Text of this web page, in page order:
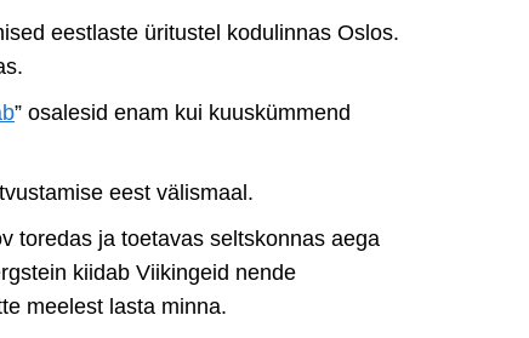
eestlaste üritustel kodulinnas Oslos.
” osalesid enam kui kuuskümmend
eest välismaal.
toredas ja toetavas seltskonnas aega
kiidab Viikingeid nende
meelest lasta minna.